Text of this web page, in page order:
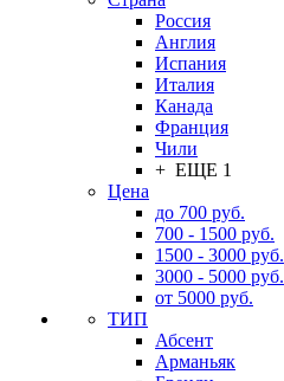
Россия
Англия
Испания
Италия
Канада
Франция
Чили
+ ЕЩЕ 1
Цена
до 700 руб.
700 - 1500 руб.
1500 - 3000 руб.
3000 - 5000 руб.
от 5000 руб.
ТИП
Абсент
Арманьяк